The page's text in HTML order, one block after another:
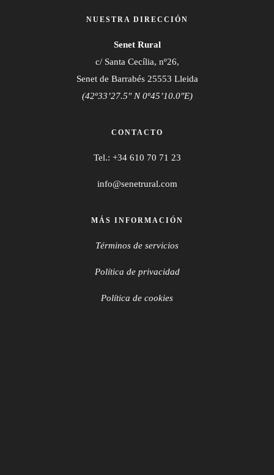
NUESTRA DIRECCIÓN
Senet Rural
c/ Santa Cecília, nº26,
Senet de Barrabés 25553 Lleida
(42º33’27.5″ N 0º45’10.0″E)
CONTACTO
Tel.: +34 610 70 71 23
info@senetrural.com
MÁS INFORMACIÓN
Términos de servicios
Política de privacidad
Política de cookies